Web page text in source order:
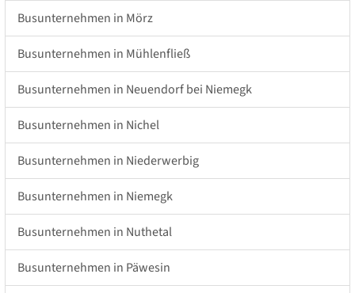
Busunternehmen in Mörz
Busunternehmen in Mühlenfließ
Busunternehmen in Neuendorf bei Niemegk
Busunternehmen in Nichel
Busunternehmen in Niederwerbig
Busunternehmen in Niemegk
Busunternehmen in Nuthetal
Busunternehmen in Päwesin